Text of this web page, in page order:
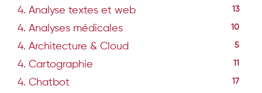
4. Analyse textes et web 13
4. Analyses médicales 10
4. Architecture & Cloud 5
4. Cartographie
4. Chatbot 17